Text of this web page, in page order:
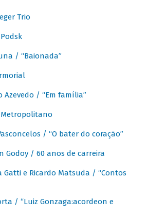
Trio
/ “Baionada”
Azevedo / “Em família”
/ “O bater do coração”
Godoy / 60 anos de carreira
Gatti e Ricardo Matsuda / “Contos
/ “Luiz Gonzaga:acordeon e